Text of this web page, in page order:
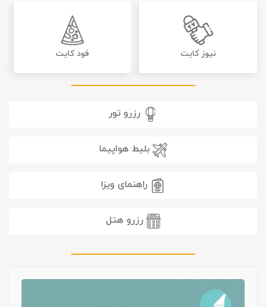
نیوز کایت فود کایت
رزرو تور
بلیط هواپیما
راهنمای ویزا
رزرو هتل